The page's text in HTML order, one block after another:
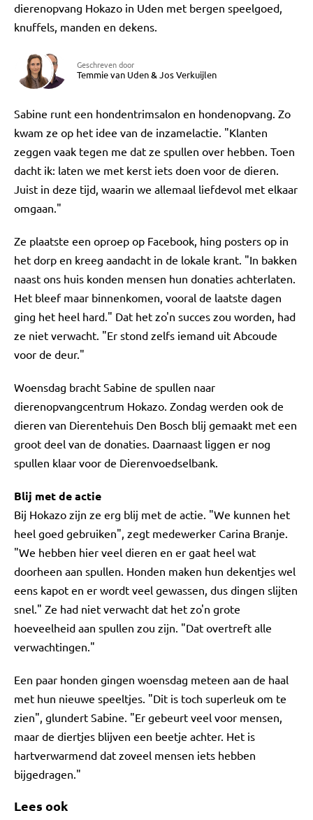
dierenopvang Hokazo in Uden met bergen speelgoed,
knuffels, manden en dekens.
Geschreven door
Temmie van Uden&Jos Verkuijlen
Sabine runt een hondentrimsalon en hondenopvang. Zo
kwam ze op het idee van de inzamelactie. "Klanten
zeggen vaak tegen me dat ze spullen over hebben. Toen
dacht ik: laten we met kerst iets doen voor de dieren.
Juist in deze tijd, waarin we allemaal liefdevol met elkaar
omgaan."
Ze plaatste een oproep op Facebook, hing posters op in
het dorp en kreeg aandacht in de lokale krant. "In bakken
naast ons huis konden mensen hun donaties achterlaten.
Het bleef maar binnenkomen, vooral de laatste dagen
ging het heel hard." Dat het zo'n succes zou worden, had
ze niet verwacht. "Er stond zelfs iemand uit Abcoude
voor de deur."
Woensdag bracht Sabine de spullen naar
dierenopvangcentrum Hokazo. Zondag werden ook de
dieren van Dierentehuis Den Bosch blij gemaakt met een
groot deel van de donaties. Daarnaast liggen er nog
spullen klaar voor de Dierenvoedselbank.
Blij met de actie
Bij Hokazo zijn ze erg blij met de actie. "We kunnen het
heel goed gebruiken", zegt medewerker Carina Branje.
"We hebben hier veel dieren en er gaat heel wat
doorheen aan spullen. Honden maken hun dekentjes wel
eens kapot en er wordt veel gewassen, dus dingen slijten
snel." Ze had niet verwacht dat het zo'n grote
hoeveelheid aan spullen zou zijn. "Dat overtreft alle
verwachtingen."
Een paar honden gingen woensdag meteen aan de haal
met hun nieuwe speeltjes. "Dit is toch superleuk om te
zien", glundert Sabine. "Er gebeurt veel voor mensen,
maar de diertjes blijven een beetje achter. Het is
hartverwarmend dat zoveel mensen iets hebben
bijgedragen."
Lees ook